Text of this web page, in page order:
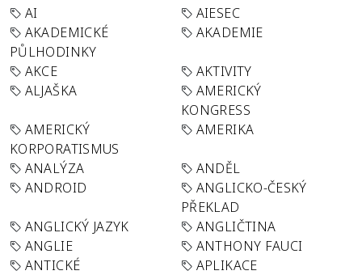
AI
AIESEC
AKADEMICKÉ
PŮLHODINKY
AKADEMIE
AKCE
AKTIVITY
ALJAŠKA
AMERICKÝ
KONGRESS
AMERICKÝ
KORPORATISMUS
AMERIKA
ANALÝZA
ANDĚL
ANDROID
ANGLICKO-ČESKÝ
PŘEKLAD
ANGLICKÝ JAZYK
ANGLIČTINA
ANGLIE
ANTHONY FAUCI
ANTICKÉ
APLIKACE